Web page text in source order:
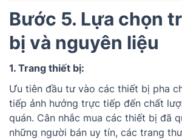
Bước 5. Lựa chọn
bị và nguyên liệu
1. Trang thiết bị:
Ưu tiên đầu tư vào các thiết bị pha
tiếp ảnh hưởng trực tiếp đến chất
quán. Cân nhắc mua các thiết bị đã
những người bán uy tín, các trang